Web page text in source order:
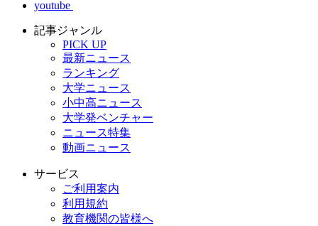
youtube
記事ジャンル
PICK UP
最新ニュース
ランキング
大学ニュース
小中高ニュース
大学発ベンチャー
ニュース特集
動画ニュース
サービス
ご利用案内
利用規約
教育機関の皆様へ